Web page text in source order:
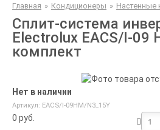
Главная » Кондиционеры » Настенные
Сплит-система
Electrolux EACS/I-09
комплект
Нет в наличии
Артикул: EACS/I-09HM/N3_15Y
0 руб.